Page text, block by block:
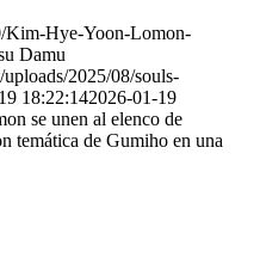
Kim-Hye-Yoon-Lomon-
Damu
2025/08/souls-
18:22:142026-01-19
se unen al elenco de
temática de Gumiho en una